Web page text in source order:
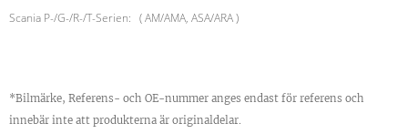
Scania P-/G-/R-/T-Serien: ( AM/AMA, ASA/ARA )
*Bilmärke, Referens- och OE-nummer anges endast för referens och
innebär inte att produkterna är originaldelar.